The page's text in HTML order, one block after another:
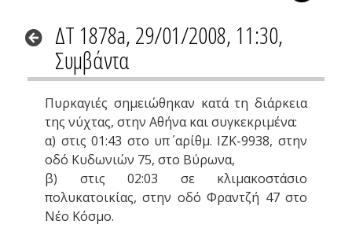
ΔΤ 1878a, 29/01/2008, 11:30,
Συμβάντα
Πυρκαγιές σημειώθηκαν κατά τη διάρκεια
της νύχτας, στην Αθήνα και συγκεκριμένα:
α) στις 01:43 στο υπ΄ αρίθμ. ΙΖΚ-9938, στην
οδό Κυδωνιών 75, στο Βύρωνα,
β) στις 02:03 σε κλιμακοστάσιο
πολυκατοικίας, στην οδό Φραντζή 47 στο
Νέο Κόσμο.